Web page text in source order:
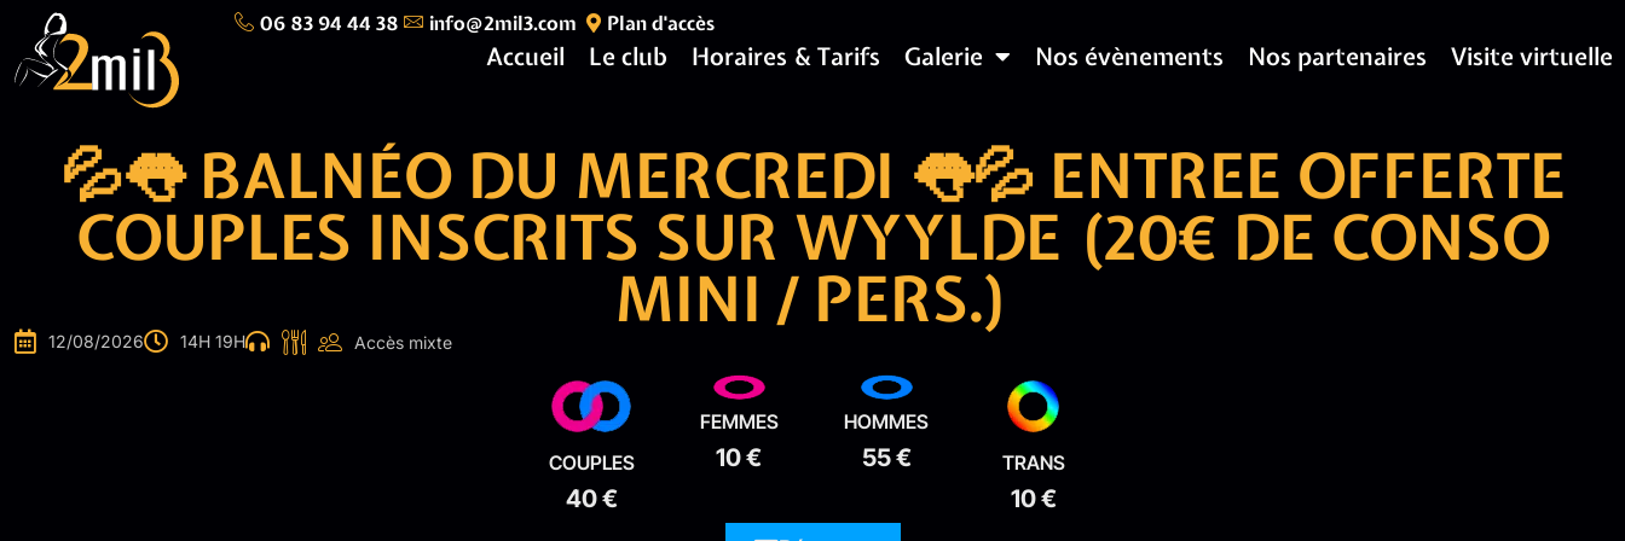
06 83 94 44 38 info@2mil3.com Plan d'accès
Accueil Le club Horaires & Tarifs Galerie Nos évènements Nos partenaires Visite virtuelle
💦👅 BALNÉO DU MERCREDI 👅💦 ENTREE OFFERTE
COUPLES INSCRITS SUR WYYLDE (20€ DE CONSO
MINI / PERS.)
12/08/2026 14H 19H Accès mixte
COUPLES
40 €
FEMMES
10 €
HOMMES
55 € TRANS
10 €